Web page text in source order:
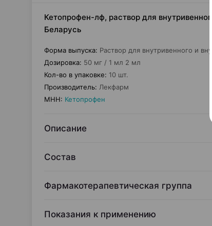
Кетопрофен-лф, раствор для
Беларусь
Форма выпуска: Раствор для внутривенного и
Дозировка: 50 мг / 1 мл 2 мл
Кол-во в упаковке: 10 шт.
Производитель: Лекфарм
МНН: Кетопрофен
Описание
Состав
Фармакотерапевтическая группа
Показания к применению